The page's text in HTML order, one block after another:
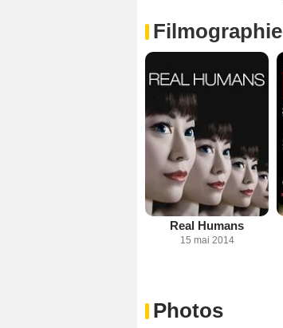
Filmographie
Real Humans
15 mai 2014
Photos